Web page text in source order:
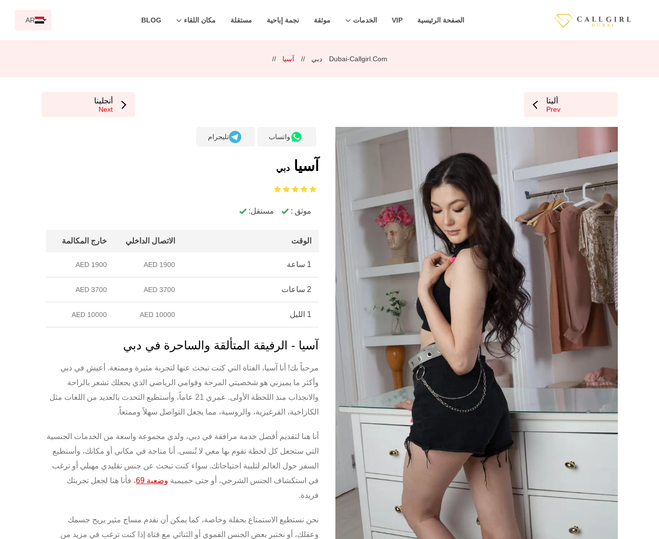
الصفحة الرئيسية VIP الخدمات موثقة نجمة إباحية مستقلة مكان اللقاء BLOG
AR
Dubai-Callgirl.com دبي آسيا
أليتا
Prev
أنجلينا
Next
واتساب تليجرام
آسيا - الرفيقة المتألقة والساحرة في دبي
مرحباً بك! أنا آسيا، الفتاة التي كنت تبحث عنها لتجربة مثيرة وممتعة. أعيش في دبي
وأكثر ما يميزني هو شخصيتي المرحة وقوامي الرياضي الذي يجعلك تشعر بالراحة
والانجذاب منذ اللحظة الأولى. عمري 21 عاماً، وأستطيع التحدث بالعديد من اللغات مثل
الكازاخية، القرغيزية، والروسية، مما يجعل التواصل سهلاً وممتعاً.
أنا هنا لتقديم أفضل خدمة مرافقة في دبي، ولدي مجموعة واسعة من الخدمات الجنسية
التي ستجعل كل لحظة تقوم بها معي لا تُنسى. أنا متاحة في مكاني أو مكانك، وأستطيع
السفر حول العالم لتلبية احتياجاتك. سواء كنت تبحث عن جنس تقليدي مهبلي أو ترغب
في استكشاف الجنس الشرجي، أو حتى حميمية وضعية 69
، فأنا هنا لجعل تجربتك
فريدة.
نحن نستطيع الاستمتاع بحفلة وخاصة، كما يمكن أن نقدم مساج مثير يريح جسمك
وعقلك، أو نختبر بعض الجنس الفموي أو الثنائي مع فتاة إذا كنت ترغب في مزيد من
آسيا دبي
موثق : مستقل:
الوقت الاتصال الداخلي خارج المكالمة
1 ساعة 1900 AED
1900 AED
2 ساعات 3700 AED
3700 AED
1 الليل 10000 AED
10000 AED